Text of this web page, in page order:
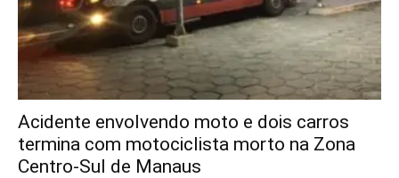
Acidente envolvendo moto e dois carros
termina com motociclista morto na Zona
Centro-Sul de Manaus